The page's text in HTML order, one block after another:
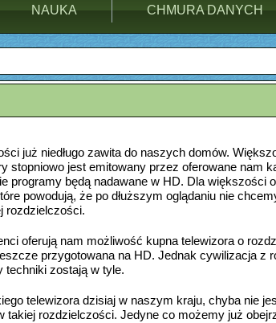
NAUKA CHMURA DANYCH
już niedługo zawita do naszych domów.
stopniowo jest emitowany przez oferowane nam
programy będą nadawane w HD. Dla większości
powodują, że po dłuższym oglądaniu nie
rozdzielczości.
oferują nam możliwość kupna telewizora o
przygotowana na HD. Jednak cywilizacja z
techniki zostają w tyle.
telewizora dzisiaj w naszym kraju, chyba nie
takiej rozdzielczości. Jedyne co możemy już